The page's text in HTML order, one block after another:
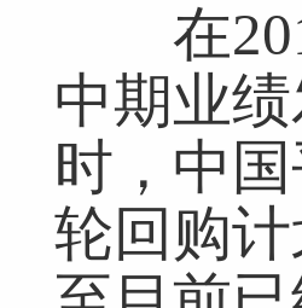
在
中期业
时，中
轮回购